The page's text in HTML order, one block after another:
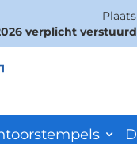
verplicht